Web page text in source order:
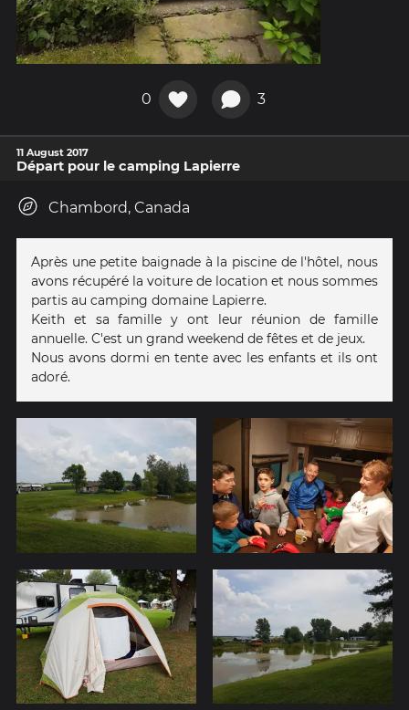
0 3
11 August 2017
Départ pour le camping Lapierre
Chambord, Canada
Après une petite baignade à la piscine de l'hôtel, nous
avons récupéré la voiture de location et nous sommes
partis au camping domaine Lapierre.
Keith et sa famille y ont leur réunion de famille
annuelle. C'est un grand weekend de fêtes et de jeux.
Nous avons dormi en tente avec les enfants et ils ont
adoré.